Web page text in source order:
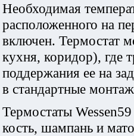
Необходимая
расположенного на
включен. Термостат
кухня, коридор), где
поддержания ее на
в стандартные
Термостаты
кость, шампань и